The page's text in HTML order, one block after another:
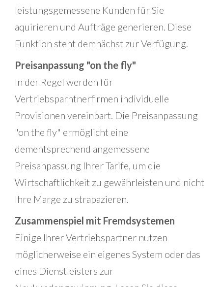
leistungsgemessene Kunden für Sie
aquirieren und Aufträge generieren. Diese
Funktion steht demnächst zur Verfügung.
Preisanpassung "on the fly"
In der Regel werden für
Vertriebsparntnerfirmen individuelle
Provisionen vereinbart. Die Preisanpassung
"on the fly" ermöglicht eine
dementsprechend angemessene
Preisanpassung Ihrer Tarife, um die
Wirtschaftlichkeit zu gewährleisten und nicht
Ihre Marge zu strapazieren.
Zusammenspiel mit Fremdsystemen
Einige Ihrer Vertriebspartner nutzen
möglicherweise ein eigenes System oder das
eines Dienstleisters zur